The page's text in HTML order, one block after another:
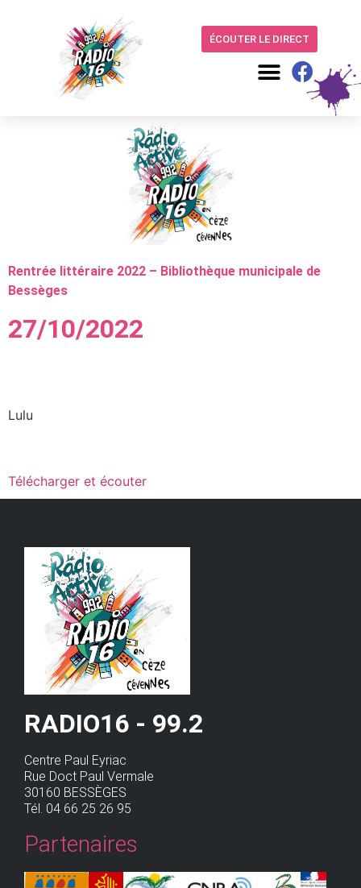
ÉCOUTER LE DIRECT
Rentrée littéraire 2022 – Bibliothèque municipale de
Bessèges
27/10/2022
Lulu
Télécharger et écouter
RADIO16 - 99.2
Centre Paul Eyriac
Rue Doct Paul Vermale
30160 BESSÈGES
Tél. 04 66 25 26 95
Partenaires